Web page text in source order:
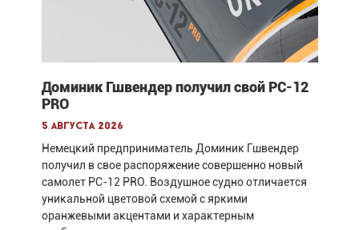
Доминик Гшвендер получил свой PC-12
PRO
5 августа 2026
Немецкий предприниматель Доминик Гшвендер
получил в свое распоряжение совершенно новый
самолет PC-12 PRO. Воздушное судно отличается
уникальной цветовой схемой с яркими
оранжевыми акцентами и характерным